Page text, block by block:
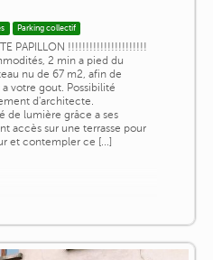
Parking collectif
PAPILLON !!!!!!!!!!!!!!!!!!!!!!
2 min a pied du
nu de 67 m2, afin de
votre gout. Possibilité
d'architecte.
de lumière grâce a ses
accès sur une terrasse pour
et contempler ce [...]